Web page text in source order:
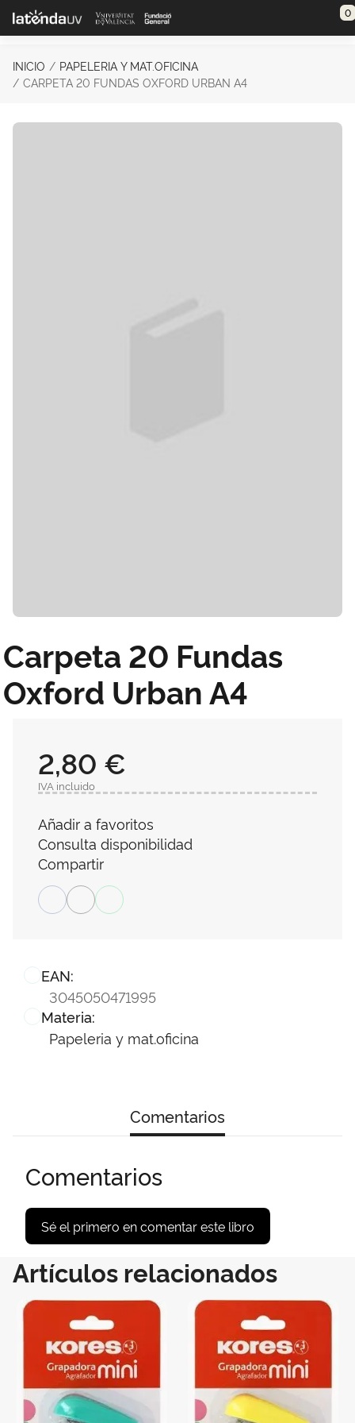
Saltar al contenido principal 0
INICIO
PAPELERIA Y MAT.OFICINA
CARPETA 20 FUNDAS OXFORD URBAN A4
Carpeta 20 Fundas
Oxford Urban A4
EAN:
3045050471995
Materia:
Papeleria y mat.oficina
2,80 €
IVA incluido
Añadir a favoritos
Consulta disponibilidad
Compartir
Comentarios
Comentarios
Sé el primero en comentar este libro
Artículos relacionados